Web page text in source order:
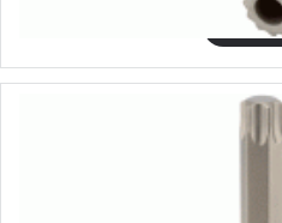
В